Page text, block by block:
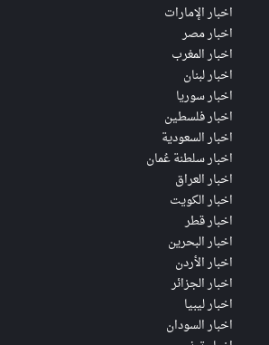
اخبار الإمارات
اخبار مصر
اخبار المغرب
اخبار لبنان
اخبار سوريا
اخبار فلسطين
اخبار السعودية
اخبار سلطنة عُمان
اخبار العراق
اخبار الكويت
اخبار قطر
اخبار البحرين
اخبار الأردن
اخبار الجزائر
اخبار ليبيا
اخبار السودان